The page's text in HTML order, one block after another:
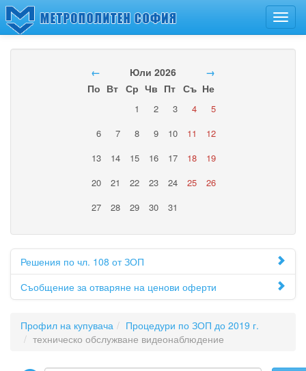
← Юли 2026
→
По Вт Ср Чв Пт Съ Не
1 2 3 4
5
6
7 8 9 10 11
12
13
14 15 16 17 18
19
20
21 22 23 24 25
26
27
28 29 30 31
Решения по чл. 108 от ЗОП
Съобщение за отваряне на ценови оферти
Профил на купувача
Процедури по ЗОП до 2019 г.
техническо обслужване видеонаблюдение